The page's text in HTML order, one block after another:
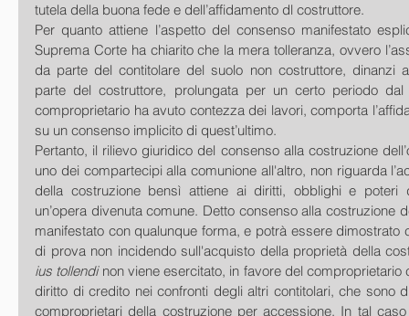
tutela della buona fede e dell’affidamento dl costruttore.
Per quanto attiene l’aspetto del consenso manifestato
Suprema Corte ha chiarito che la mera tolleranza, ovvero
da parte del contitolare del suolo non costruttore, dinanzi
parte del costruttore, prolungata per un certo periodo
comproprietario ha avuto contezza dei lavori, comporta
su un consenso implicito di quest’ultimo.
Pertanto, il rilievo giuridico del consenso alla costruzione
uno dei compartecipi alla comunione all'altro, non riguarda
della costruzione bensì attiene ai diritti, obblighi e poteri
un’opera divenuta comune. Detto consenso alla costruzione
manifestato con qualunque forma, e potrà essere dimostrato
ius tollendi non viene esercitato, in favore del comproprietario
diritto di credito nei confronti degli altri contitolari, che sono
comproprietari della costruzione per accessione. In tal